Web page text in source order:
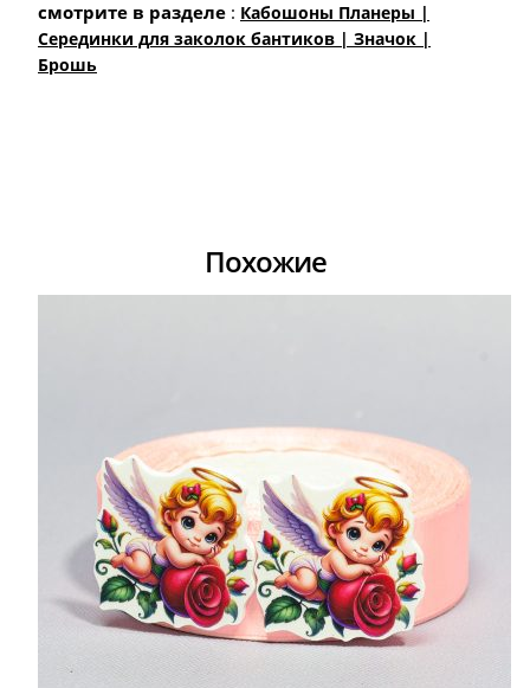
смотрите в разделе : Кабошоны Планеры |
Cерединки для заколок бантиков | Значок |
Брошь
Похожие